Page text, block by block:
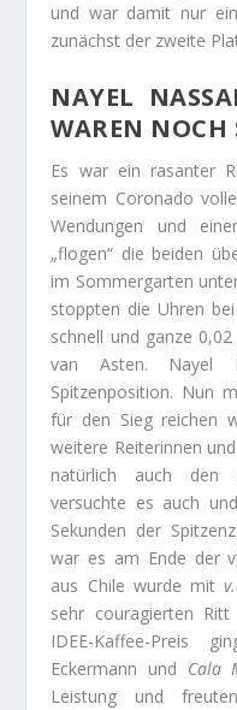
und war damit nur
zunächst der zweite
NAYEL
WAREN NOCH
Es war ein rasanter
seinem Coronado
Wendungen und
„flogen“ die beiden
im Sommergarten
stoppten die Uhren
schnell und ganze
van Asten. Nayel
Spitzenposition. Nun
für den Sieg reichen
weitere Reiterinnen
natürlich auch den
versuchte es auch
Sekunden der
war es am Ende der
aus Chile wurde mit
sehr couragierten
IDEE-Kaffee-Preis
Eckermann und Cala
Leistung und